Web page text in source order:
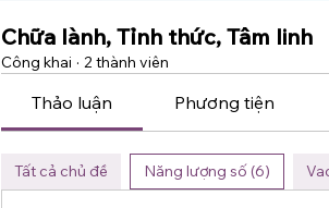
Chữa lành, Tỉnh thức, Tâm linh
Công khai · 2 thành viên
Thảo luận Phương tiện
Tất cả chủ đề Năng lượng số (6)